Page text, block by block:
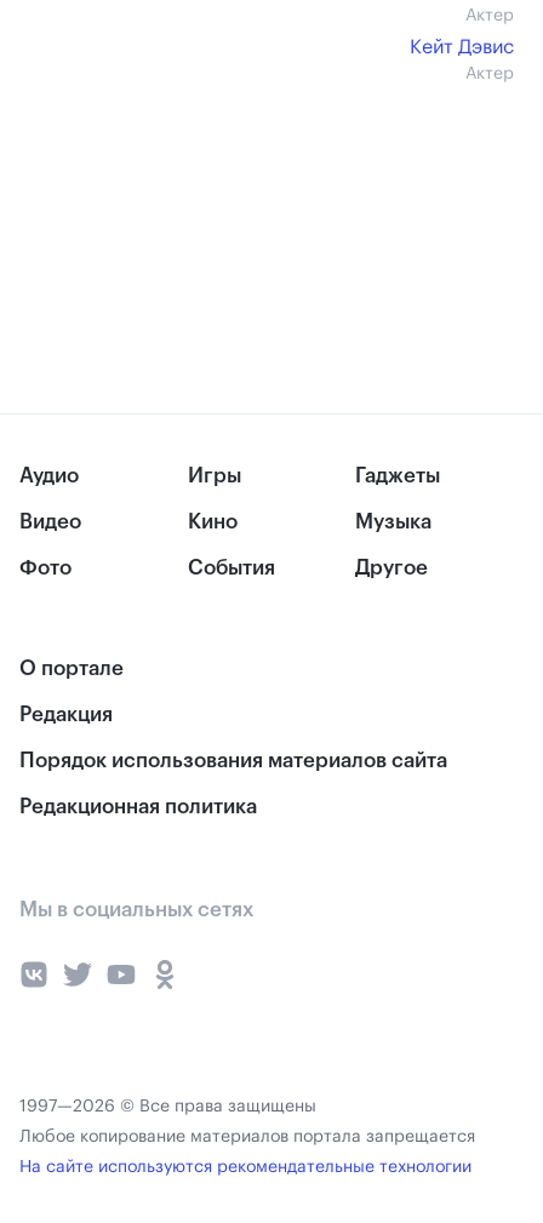
Актер
Кейт Дэвис
Актер
Аудио
Видео
Фото
Игры
Кино
События
Гаджеты
Музыка
Другое
О портале
Редакция
Порядок использования материалов сайта
Редакционная политика
Мы в социальных сетях
1997—2026 © Все права защищены
Любое копирование материалов портала запрещается
На сайте используются рекомендательные технологии